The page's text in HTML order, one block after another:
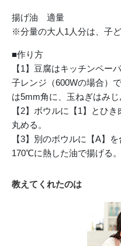
揚げ油 適量
※分量の大人1人分は、子
■作り方
【1】豆腐はキッチンペー
子レンジ（600Wの場合）
は5mm角に、玉ねぎはみじ
【2】ボウルに【1】とひ
丸める。
【3】別のボウルに【A】
170℃に熱した油で揚げる。
教えてくれたのは